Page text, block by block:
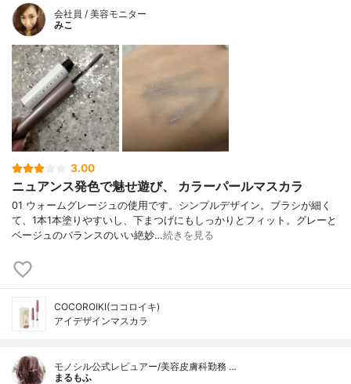
会社員 / 美容モニター
みこ
3.00
ニュアンス発色で魅せ遊び、 カラーパールマスカラ
01 ウォームグレージュの使用です。シンプルデザイン。ブラシが細く
て、1本1本塗りやすいし、下まつげにもしっかりとフィット。グレーと
ベージュのバランスのいい絶妙…続きを見る
COCOROIKI(ココロイキ)
アイデザインマスカラ
モノシル公式レビュアー/美容皮膚科勤務 …
まるもふ